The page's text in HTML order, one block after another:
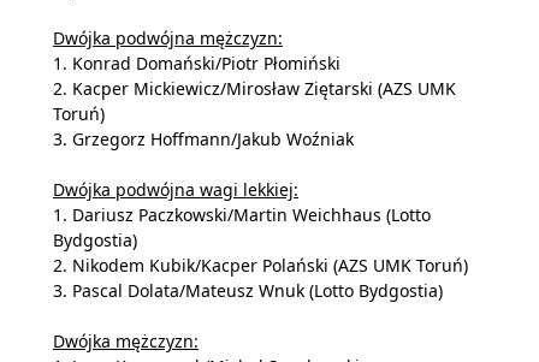
Dwójka podwójna mężczyzn:
1. Konrad Domański/Piotr Płomiński
2. Kacper Mickiewicz/Mirosław Ziętarski (AZS UMK
Toruń)
3. Grzegorz Hoffmann/Jakub Woźniak
Dwójka podwójna wagi lekkiej:
1. Dariusz Paczkowski/Martin Weichhaus (Lotto
Bydgostia)
2. Nikodem Kubik/Kacper Polański (AZS UMK Toruń)
3. Pascal Dolata/Mateusz Wnuk (Lotto Bydgostia)
Dwójka mężczyzn: